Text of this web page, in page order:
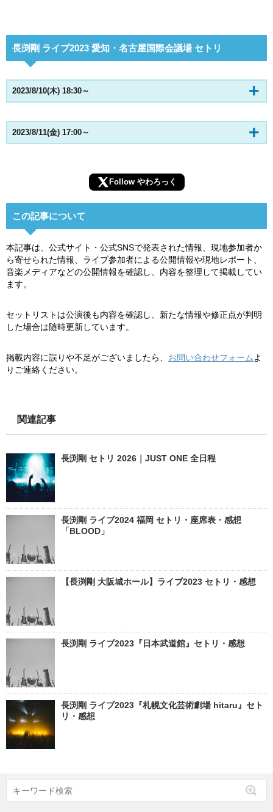
長渕剛 ライブ2023 愛知・名古屋国際会議場 セトリ
2023/8/10(木) 18:30～
2023/8/11(金) 17:00～
Follow やわろっく
この記事について
本記事は、公式サイト・公式SNSで発表された情報、現地参加者か
ら寄せられた情報、ライブ参加者による公開情報や現地レポート、
音楽メディアなどの公開情報を確認し、内容を整理して掲載してい
ます。
セットリストは公演後も内容を確認し、新たな情報や修正点が判明
した場合は随時更新しています。
掲載内容に誤りや不足がございましたら、 お問い合わせフォーム よ
りご連絡ください。
関連記事
長渕剛 セトリ 2026｜JUST ONE 全日程
長渕剛 ライブ2024 福岡 セトリ・座席表・感想
「BLOOD」
【長渕剛 ⼤阪城ホール】ライブ2023 セトリ・感想
長渕剛 ライブ2023『日本武道館』セトリ・感想
長渕剛 ライブ2023『札幌⽂化芸術劇場 hitaru』セト
リ・感想